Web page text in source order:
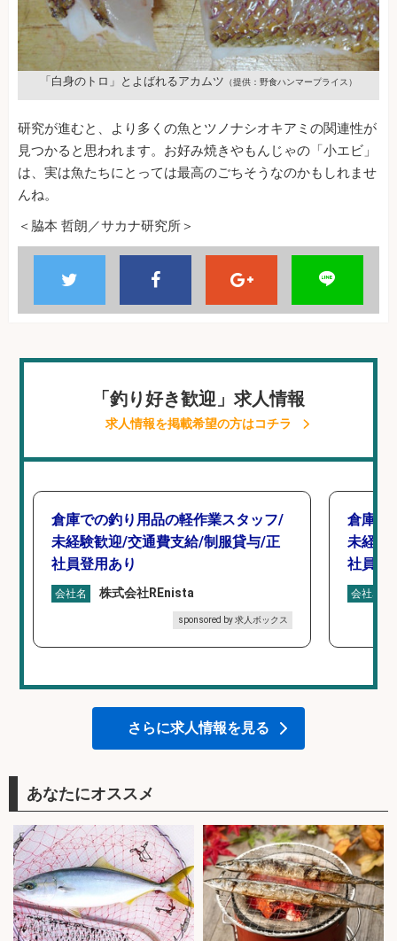
「白身のトロ」とよばれるアカムツ （提供：野食ハンマープライス）
研究が進むと、より多くの魚とツノナシオキアミの関連性が
見つかると思われます。お好み焼きやもんじゃの「小エビ」
は、実は魚たちにとっては最高のごちそうなのかもしれませ
んね。
＜脇本 哲朗／サカナ研究所＞
「釣り好き歓迎」求人情報
求人情報を掲載希望の方はコチラ
倉庫での釣り用品の軽作業スタッフ/
未経験歓迎/交通費支給/制服貸与/正
社員登用あり
会社名 株式会社REnista
sponsored by 求人ボックス
倉庫で
未経験
社員登
会社名
さらに求人情報を見る
あなたにオススメ